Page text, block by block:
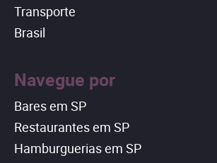
Transporte
Brasil
Navegue por
Bares em SP
Restaurantes em SP
Hamburguerias em SP